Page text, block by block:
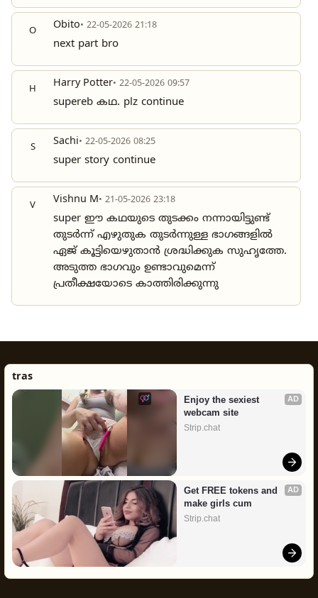
O Obito• 22-05-2026 21:18
next part bro
H Harry Potter• 22-05-2026 09:57
supereb കഥ. plz continue
S Sachi• 22-05-2026 08:25
super story continue
V Vishnu M• 21-05-2026 23:18
super ഈ കഥയുടെ തുടക്കം നന്നായിട്ടുണ്ട്
തുടർന്ന് എഴുതുക തുടർന്നുള്ള ഭാഗങ്ങളിൽ
ഏജ് കൂട്ടിയെഴുതാൻ ശ്രദ്ധിക്കുക സുഹൃത്തേ.
അടുത്ത ഭാഗവും ഉണ്ടാവുമെന്ന്
പ്രതീക്ഷയോടെ കാത്തിരിക്കുന്നു
tras
AD
Enjoy the sexiest
webcam site
Strip.chat
AD
Get FREE tokens and
make girls cum
Strip.chat